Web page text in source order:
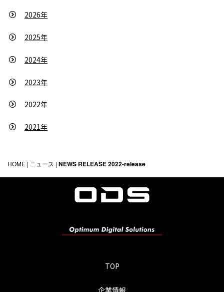
2026年
2025年
2024年
2023年
2022年
2021年
HOME | ニュース | NEWS RELEASE 2022-release
TOP
企業情報